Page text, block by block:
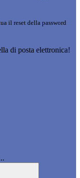
il reset della password
di posta elettronica!